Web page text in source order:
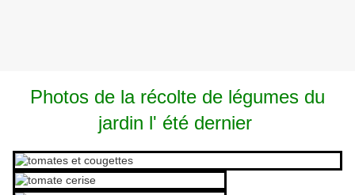
Photos de la récolte de légumes du
jardin l' été dernier